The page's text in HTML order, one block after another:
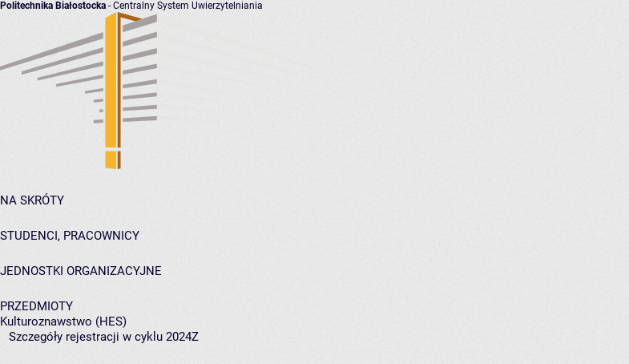
Politechnika Białostocka - Centralny System Uwierzytelniania
NA SKRÓTY
STUDENCI, PRACOWNICY
JEDNOSTKI ORGANIZACYJNE
PRZEDMIOTY
Kulturoznawstwo (HES)
Szczegóły rejestracji w cyklu 2024Z